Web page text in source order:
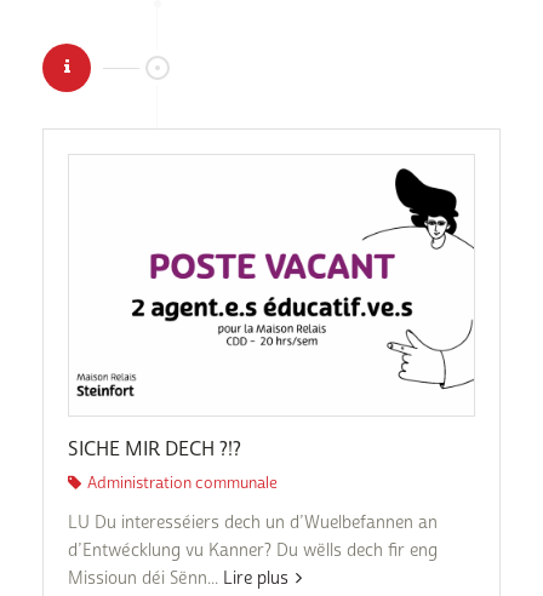
SICHE MIR DECH ?!?
Administration communale
LU Du interesséiers dech un d’Wuelbefannen an
d’Entwécklung vu Kanner? Du wëlls dech fir eng
Missioun déi Sënn... Lire plus